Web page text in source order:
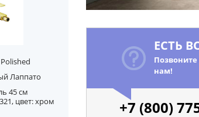
Лаппато
45 см
цвет: хром
ЕСТЬ
нам!
+7 (800)